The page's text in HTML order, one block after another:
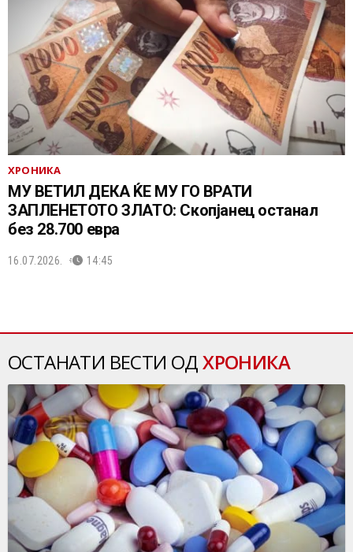
ХРОНИКА
МУ ВЕТИЛ ДЕКА ЌЕ МУ ГО ВРАТИ
ЗАПЛЕНЕТОТО ЗЛАТО: Скопјанец останал
без 28.700 евра
16.07.2026. 14:45
ОСТАНАТИ ВЕСТИ ОДХРОНИКА